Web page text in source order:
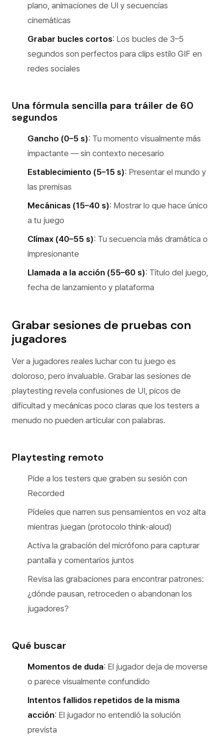
plano, animaciones de UI y secuencias
cinemáticas
Grabar bucles cortos: Los bucles de 3–5
segundos son perfectos para clips estilo GIF en
redes sociales
Una fórmula sencilla para tráiler de 60
segundos
Gancho (0–5 s): Tu momento visualmente más
impactante — sin contexto necesario
Establecimiento (5–15 s): Presentar el mundo y
las premisas
Mecánicas (15–40 s): Mostrar lo que hace único
a tu juego
Clímax (40–55 s): Tu secuencia más dramática o
impresionante
Llamada a la acción (55–60 s): Título del juego,
fecha de lanzamiento y plataforma
Grabar sesiones de pruebas con
jugadores
Ver a jugadores reales luchar con tu juego es
doloroso, pero invaluable. Grabar las sesiones de
playtesting revela confusiones de UI, picos de
dificultad y mecánicas poco claras que los testers a
menudo no pueden articular con palabras.
Playtesting remoto
Pide a los testers que graben su sesión con
Recorded
Pídeles que narren sus pensamientos en voz alta
mientras juegan (protocolo think-aloud)
Activa la grabación del micrófono para capturar
pantalla y comentarios juntos
Revisa las grabaciones para encontrar patrones:
¿dónde pausan, retroceden o abandonan los
jugadores?
Qué buscar
Momentos de duda: El jugador deja de moverse
o parece visualmente confundido
Intentos fallidos repetidos de la misma
acción: El jugador no entendió la solución
prevista